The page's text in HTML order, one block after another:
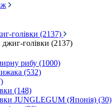
голівки (2137)
джиг-голівки (2137)
рибу (1000)
(532)
(148)
JUNGLEGUM (Японія) (30)